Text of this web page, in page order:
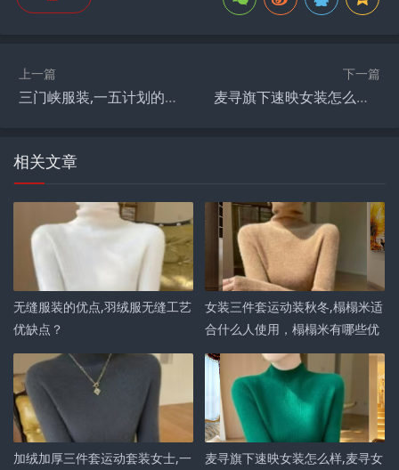
上一篇
三门峡服装,一五计划的重点项目有哪些？
下一篇
麦寻旗下速映女装怎么样,麦寻女装靠谱吗？
相关文章
无缝服装的优点,羽绒服无缝工艺
优缺点？
女装三件套运动装秋冬,榻榻米适
合什么人使用，榻榻米有哪些优
势？
加绒加厚三件套运动套装女士,一
麦寻旗下速映女装怎么样,麦寻女